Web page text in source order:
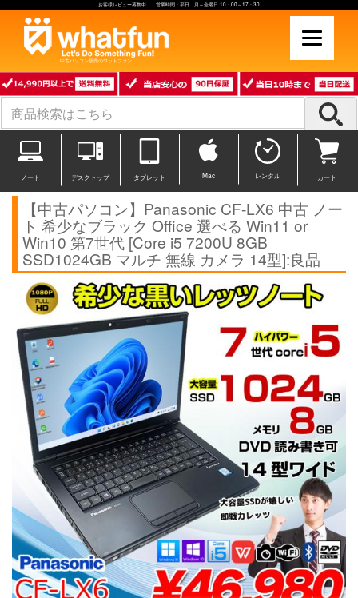
お客様レビュー募集中 営業時間：平日 月～金曜日 10：00～17：30
中古パソコン販売のワットファン
ノート デスクトップ タブレット Mac レンタル カート
【中古パソコン】Panasonic CF-LX6 中古 ノー
ト 希少なブラック Office 選べる Win11 or
Win10 第7世代 [Core i5 7200U 8GB
SSD1024GB マルチ 無線 カメラ 14型]:良品